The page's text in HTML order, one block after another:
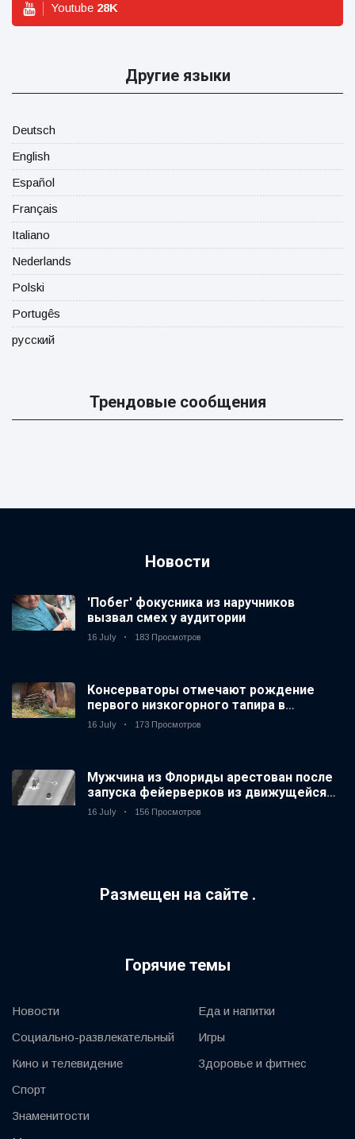
Youtube 28K
Другие языки
Deutsch
English
Español
Français
Italiano
Nederlands
Polski
Portugês
русский
Трендовые сообщения
Новости
'Побег' фокусника из наручников
вызвал смех у аудитории
16 July 183 Просмотров
Консерваторы отмечают рождение
первого низкогорного тапира в
зоопарке Великобритании за 14 лет
16 July 173 Просмотров
Мужчина из Флориды арестован после
запуска фейерверков из движущейся
машины
16 July 156 Просмотров
Размещен на сайте .
Горячие темы
Новости
Социально-развлекательный
Кино и телевидение
Спорт
Знаменитости
Еда и напитки
Игры
Здоровье и фитнес